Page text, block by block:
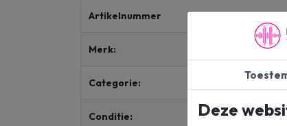
Artikelnummer
Merk:
Categorie:
Conditie: Deze